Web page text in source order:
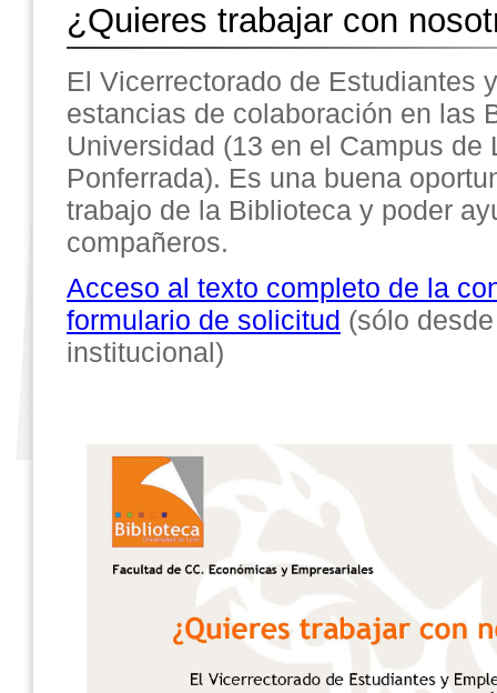
¿Quieres trabajar con
El Vicerrectorado de Estudiantes
estancias de colaboración en las
Universidad (13 en el Campus de
Ponferrada). Es una buena
trabajo de la Biblioteca y poder
compañeros.
Acceso al texto completo de la
formulario de solicitud (sólo
institucional)